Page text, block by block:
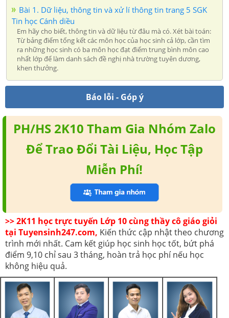
Bài 1. Dữ liệu, thông tin và xử lí thông tin trang 5 SGK
Tin học Cánh diều
Em hãy cho biết, thông tin và dữ liệu từ đâu mà có. Xét bài toán:
Từ bảng điểm tổng kết các môn học của học sinh cả lớp, cần tìm
ra những học sinh có ba môn học đạt điểm trung bình môn cao
nhất lớp để làm danh sách đề nghị nhà trường tuyên dương,
khen thưởng.
Báo lỗi - Góp ý
PH/HS 2K10 Tham Gia Nhóm Zalo
Để Trao Đổi Tài Liệu, Học Tập
Miễn Phí!
>> 2K11 học trực tuyến Lớp 10 cùng thầy cô giáo giỏi
tại Tuyensinh247.com, Kiến thức cập nhật theo chương
trình mới nhất. Cam kết giúp học sinh học tốt, bứt phá
điểm 9,10 chỉ sau 3 tháng, hoàn trả học phí nếu học
không hiệu quả.